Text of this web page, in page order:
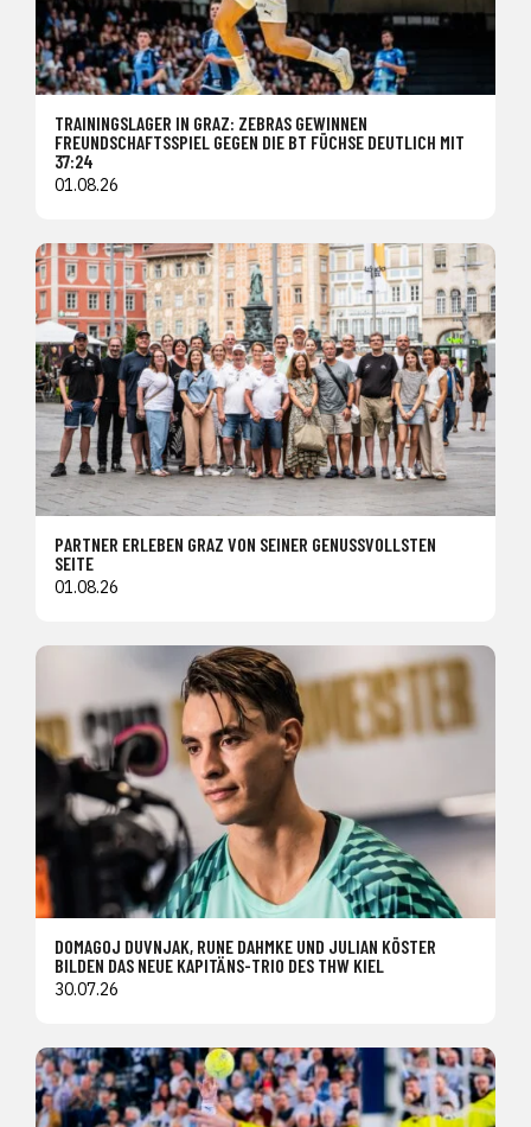
TRAININGSLAGER IN GRAZ: ZEBRAS GEWINNEN
FREUNDSCHAFTSSPIEL GEGEN DIE BT FÜCHSE DEUTLICH MIT
37:24
01.08.26
PARTNER ERLEBEN GRAZ VON SEINER GENUSSVOLLSTEN
SEITE
01.08.26
DOMAGOJ DUVNJAK, RUNE DAHMKE UND JULIAN KÖSTER
BILDEN DAS NEUE KAPITÄNS-TRIO DES THW KIEL
30.07.26